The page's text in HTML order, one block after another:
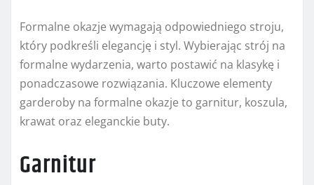
Formalne okazje wymagają odpowiedniego stroju,
który podkreśli elegancję i styl. Wybierając strój na
formalne wydarzenia, warto postawić na klasykę i
ponadczasowe rozwiązania. Kluczowe elementy
garderoby na formalne okazje to garnitur, koszula,
krawat oraz eleganckie buty.
Garnitur